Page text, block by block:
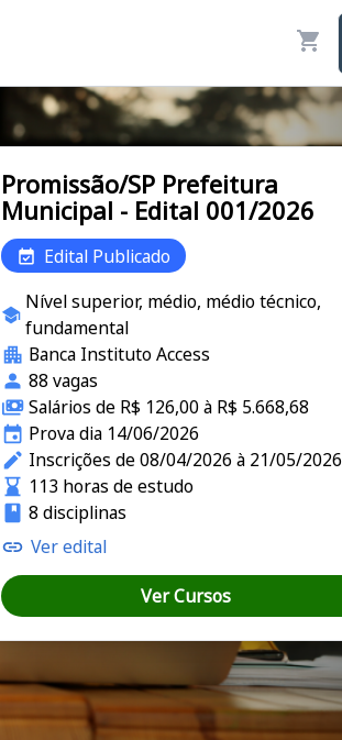
Promissão/SP Prefeitura
Municipal - Edital 001/2026
Edital Publicado
Nível superior, médio, médio técnico,
fundamental
Banca Instituto Access
88 vagas
Salários de R$ 126,00 à R$ 5.668,68
Prova dia 14/06/2026
Inscrições de 08/04/2026 à 21/05/2026
113 horas de estudo
8 disciplinas
Ver edital
Ver Cursos